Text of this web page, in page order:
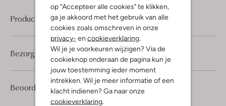
op "Accepteer alle cookies" te klikken,
ga je akkoord met het gebruik van alle
cookies zoals omschreven in onze
privacy- en cookieverklaring
Wil je je voorkeuren wijzigen? Via de
cookieknop onderaan de pagina kun je
jouw toestemming ieder moment
intrekken. Wil je meer informatie of een
klacht indienen? Ga naar onze
cookieverklaring
Product informatie
Beoordelingen (1) 1
1
1
Ster
Bezorgen & retourneren